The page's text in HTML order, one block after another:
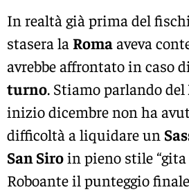
In realtà già prima del
stasera la Roma aveva
avrebbe affrontato in caso di
turno. Stiamo parlando del
inizio dicembre non ha
difficoltà a liquidare un
San Siroin pieno stile “gita
Roboante il punteggio